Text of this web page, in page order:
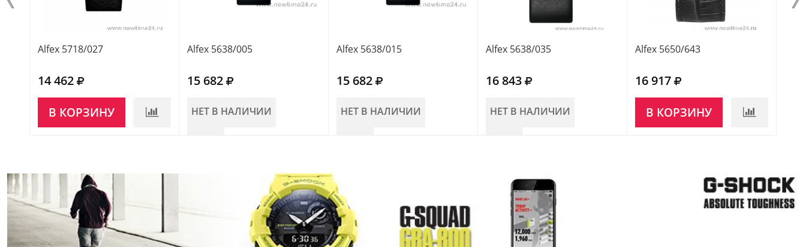
Alfex 5718/027
14 462
В КОРЗИНУ
Alfex 5638/005
15 682
НЕТ В НАЛИЧИИ
Alfex 5638/015
15 682
НЕТ В НАЛИЧИИ
Alfex 5638/035
16 843
НЕТ В НАЛИЧИИ
Alfex 5650/643
16 917
В КОРЗИНУ